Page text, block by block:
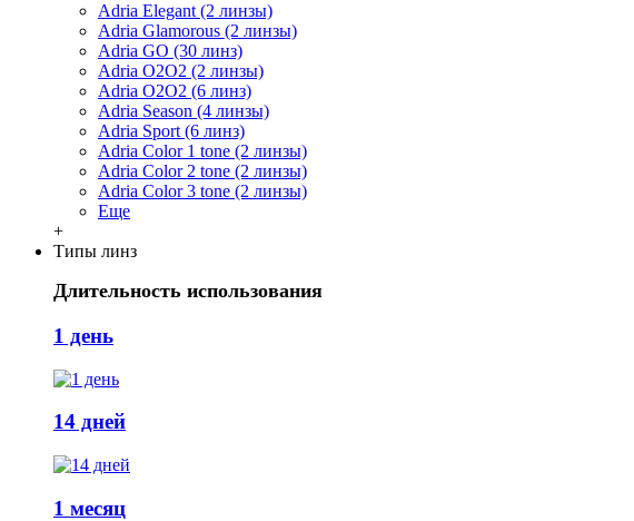
Adria Elegant (2 линзы)
Adria Glamorous (2 линзы)
Adria GO (30 линз)
Adria O2O2 (2 линзы)
Adria O2O2 (6 линз)
Adria Season (4 линзы)
Adria Sport (6 линз)
Adria Сolor 1 tone (2 линзы)
Adria Сolor 2 tone (2 линзы)
Adria Сolor 3 tone (2 линзы)
Еще
+
Типы линз
Длительность использования
1 день
14 дней
1 месяц